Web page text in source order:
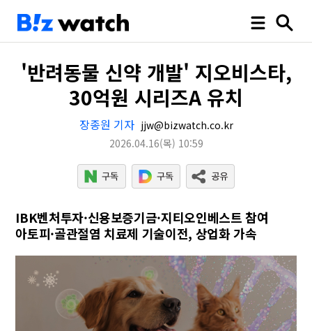
'반려동물 신약 개발' 지오비스타,
30억원 시리즈A 유치
장종원 기자 jjw@bizwatch.co.kr
2026.04.16(목) 10:59
IBK벤처투자·신용보증기금·지티오인베스트 참여
아토피·골관절염 치료제 기술이전, 상업화 가속